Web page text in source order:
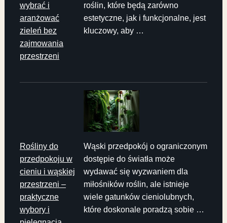
wybrać i
aranżować
zieleń bez
zajmowania
przestrzeni
roślin, które będą zarówno
estetyczne, jak i funkcjonalne, jest
kluczowy, aby …
Rośliny do
przedpokoju w
cieniu i wąskiej
przestrzeni –
praktyczne
wybory i
Wąski przedpokój o ograniczonym
dostępie do światła może
wydawać się wyzwaniem dla
miłośników roślin, ale istnieje
wiele gatunków cieniolubnych,
które doskonale poradzą sobie …